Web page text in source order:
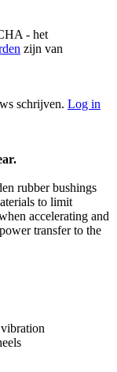
- het
zijn van
schrijven. Log in
rubber bushings
to limit
accelerating and
transfer to the